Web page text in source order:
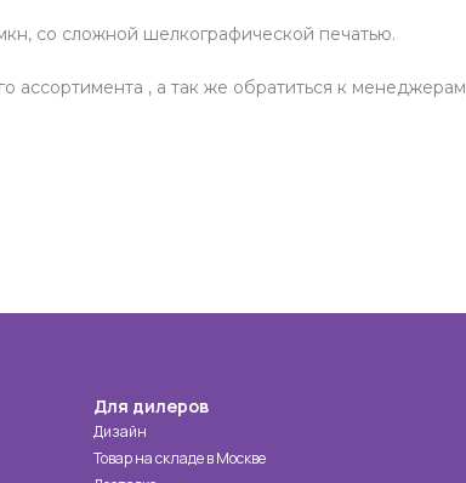
со сложной шелкографической печатью.
ассортимента , а так же обратиться к
Для дилеров
Дизайн
Товар на складе в Москве